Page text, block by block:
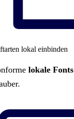
lokal einbinden
lokale Fonts